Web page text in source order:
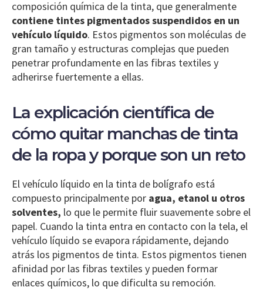
composición química de la tinta, que generalmente
contiene tintes pigmentados suspendidos en un
vehículo líquido. Estos pigmentos son moléculas de
gran tamaño y estructuras complejas que pueden
penetrar profundamente en las fibras textiles y
adherirse fuertemente a ellas.
La explicación científica de
cómo quitar manchas de tinta
de la ropa y porque son un reto
El vehículo líquido en la tinta de bolígrafo está
compuesto principalmente por agua, etanol u otros
solventes, lo que le permite fluir suavemente sobre el
papel. Cuando la tinta entra en contacto con la tela, el
vehículo líquido se evapora rápidamente, dejando
atrás los pigmentos de tinta. Estos pigmentos tienen
afinidad por las fibras textiles y pueden formar
enlaces químicos, lo que dificulta su remoción.